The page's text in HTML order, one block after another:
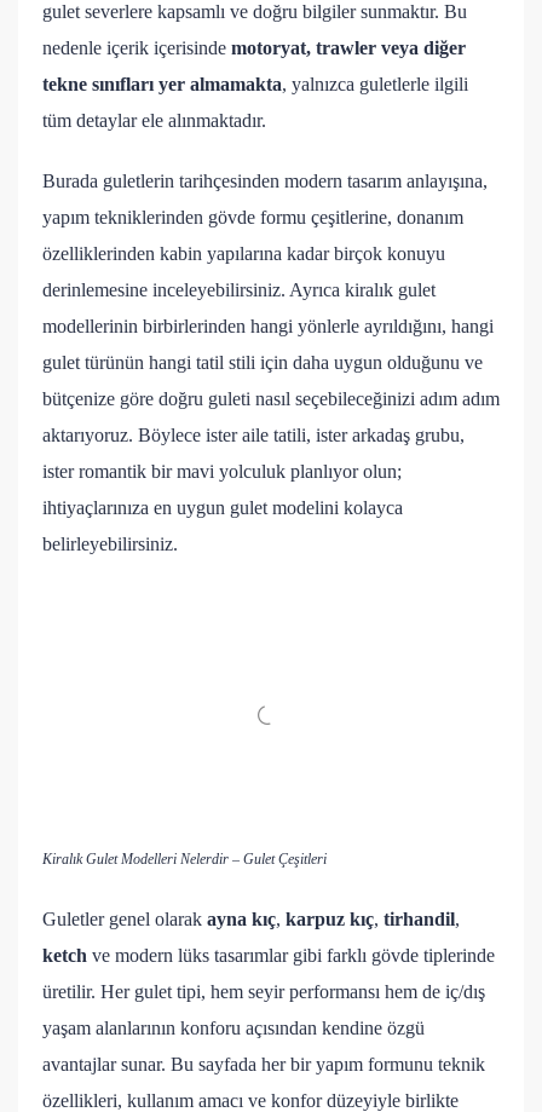
gulet severlere kapsamlı ve doğru bilgiler sunmaktır. Bu
nedenle içerik içerisinde motoryat, trawler veya diğer
tekne sınıfları yer almamakta, yalnızca guletlerle ilgili
tüm detaylar ele alınmaktadır.
Burada guletlerin tarihçesinden modern tasarım anlayışına,
yapım tekniklerinden gövde formu çeşitlerine, donanım
özelliklerinden kabin yapılarına kadar birçok konuyu
derinlemesine inceleyebilirsiniz. Ayrıca kiralık gulet
modellerinin birbirlerinden hangi yönlerle ayrıldığını, hangi
gulet türünün hangi tatil stili için daha uygun olduğunu ve
bütçenize göre doğru guleti nasıl seçebileceğinizi adım adım
aktarıyoruz. Böylece ister aile tatili, ister arkadaş grubu,
ister romantik bir mavi yolculuk planlıyor olun;
ihtiyaçlarınıza en uygun gulet modelini kolayca
belirleyebilirsiniz.
Kiralık Gulet Modelleri Nelerdir – Gulet Çeşitleri
Guletler genel olarak ayna kıç, karpuz kıç, tirhandil,
ketch ve modern lüks tasarımlar gibi farklı gövde tiplerinde
üretilir. Her gulet tipi, hem seyir performansı hem de iç/dış
yaşam alanlarının konforu açısından kendine özgü
avantajlar sunar. Bu sayfada her bir yapım formunu teknik
özellikleri, kullanım amacı ve konfor düzeyiyle birlikte